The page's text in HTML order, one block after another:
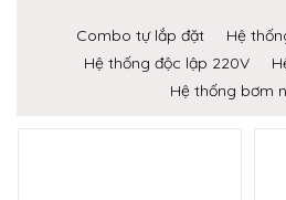
Combo tự lắp đặt
Hệ
Hệ thống độc lập 220V
Hệ thống bơm